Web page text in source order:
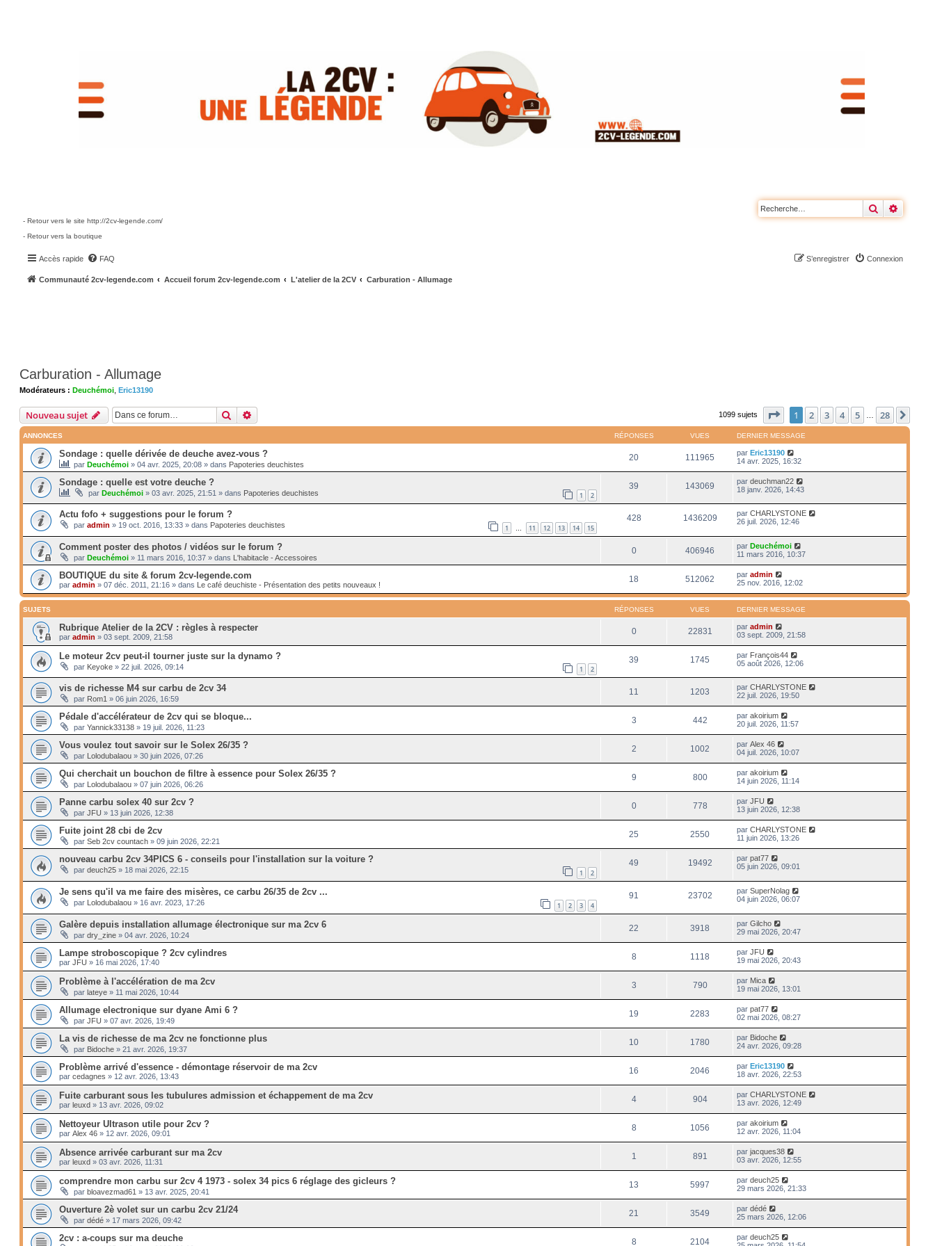
Rechercher
- Retour vers le site http://2cv-legende.com/
- Retour vers la boutique
Accès rapide FAQ Connexion
S’enregistrer
Communauté 2cv-legende.com Accueil forum 2cv-legende.com L'atelier de la 2CV Carburation - Allumage
Carburation - Allumage
Modérateurs : Deuchémoi, Eric13190
Nouveau sujet Rechercher 1099 sujets Page sur28
1 2 3 4 5 28
ANNONCES RÉPONSES VUES DERNIER MESSAGE
Sondage : quelle dérivée de deuche avez-vous ?
par Deuchémoi» 04 avr. 2025, 20:08» dans Papoteries deuchistes
20 111965 parEric13190
14 avr. 2025, 16:32
Sondage : quelle est votre deuche ?
par Deuchémoi» 03 avr. 2025, 21:51 » dans Papoteries deuchistes 1 2
39 143069 pardeuchman22
18 janv. 2026, 14:43
Actu fofo + suggestions pour le forum ?
par admin » 19 oct. 2016, 13:33» dans Papoteries deuchistes 1 … 11 12 13 14 15
428 1436209 parCHARLYSTONE
26 juil. 2026, 12:46
Comment poster des photos / vidéos sur le forum ?
par Deuchémoi» 11 mars 2016, 10:37» dans L'habitacle - Accessoires
0 406946 parDeuchémoi
11 mars 2016, 10:37
BOUTIQUE du site & forum 2cv-legende.com
par admin » 07 déc. 2011, 21:16» dans Le café deuchiste - Présentation des petits nouveaux !
18 512062 paradmin
25 nov. 2016, 12:02
SUJETS RÉPONSES VUES DERNIER MESSAGE
Rubrique Atelier de la 2CV : règles à respecter
par admin » 03 sept. 2009, 21:58
0 22831 paradmin
03 sept. 2009, 21:58
Le moteur 2cv peut-il tourner juste sur la dynamo ?
par Keyoke» 22 juil. 2026, 09:14 1 2
39 1745 par François44
05 août 2026, 12:06
vis de richesse M4 sur carbu de 2cv 34
par Rom1» 06 juin 2026, 16:59
11 1203 parCHARLYSTONE
22 juil. 2026, 19:50
Pédale d'accélérateur de 2cv qui se bloque...
par Yannick33138» 19 juil. 2026, 11:23
3 442 parakoirium
20 juil. 2026, 11:57
Vous voulez tout savoir sur le Solex 26/35 ?
par Lolodubalaou» 30 juin 2026, 07:26
2 1002 parAlex 46
04 juil. 2026, 10:07
Qui cherchait un bouchon de filtre à essence pour Solex 26/35 ?
par Lolodubalaou» 07 juin 2026, 06:26
9 800 parakoirium
14 juin 2026, 11:14
Panne carbu solex 40 sur 2cv ?
par JFU » 13 juin 2026, 12:38
0 778 parJFU
13 juin 2026, 12:38
Fuite joint 28 cbi de 2cv
par Seb 2cv countach» 09 juin 2026, 22:21
25 2550 parCHARLYSTONE
11 juin 2026, 13:26
nouveau carbu 2cv 34PICS 6 - conseils pour l'installation sur la voiture ?
par deuch25» 18 mai 2026, 22:15 1 2
49 19492 parpat77
05 juin 2026, 09:01
Je sens qu'il va me faire des misères, ce carbu 26/35 de 2cv ...
par Lolodubalaou» 16 avr. 2023, 17:26 1 2 3 4
91 23702 parSuperNolag
04 juin 2026, 06:07
Galère depuis installation allumage électronique sur ma 2cv 6
par dry_zine» 04 avr. 2026, 10:24
22 3918 parGilcho
29 mai 2026, 20:47
Lampe stroboscopique ? 2cv cylindres
par JFU » 16 mai 2026, 17:40
8 1118 parJFU
19 mai 2026, 20:43
Problème à l'accélération de ma 2cv
par lateye» 11 mai 2026, 10:44
3 790 par Mica
19 mai 2026, 13:01
Allumage electronique sur dyane Ami 6 ?
par JFU » 07 avr. 2026, 19:49
19 2283 parpat77
02 mai 2026, 08:27
La vis de richesse de ma 2cv ne fonctionne plus
par Bidoche» 21 avr. 2026, 19:37
10 1780 par Bidoche
24 avr. 2026, 09:28
Problème arrivé d'essence - démontage réservoir de ma 2cv
par cedagnes » 12 avr. 2026, 13:43
16 2046 parEric13190
18 avr. 2026, 22:53
Fuite carburant sous les tubulures admission et échappement de ma 2cv
par leuxd» 13 avr. 2026, 09:02
4 904 parCHARLYSTONE
13 avr. 2026, 12:49
Nettoyeur Ultrason utile pour 2cv ?
par Alex 46» 12 avr. 2026, 09:01
8 1056 parakoirium
12 avr. 2026, 11:04
Absence arrivée carburant sur ma 2cv
par leuxd» 03 avr. 2026, 11:31
1 891 parjacques38
03 avr. 2026, 12:55
comprendre mon carbu sur 2cv 4 1973 - solex 34 pics 6 réglage des gicleurs ?
par bloavezmad61 » 13 avr. 2025, 20:41
13 5997 pardeuch25
29 mars 2026, 21:33
Ouverture 2è volet sur un carbu 2cv 21/24
par dédé» 17 mars 2026, 09:42
21 3549 pardédé
25 mars 2026, 12:06
2cv : a-coups sur ma deuche 8 2104 pardeuch25